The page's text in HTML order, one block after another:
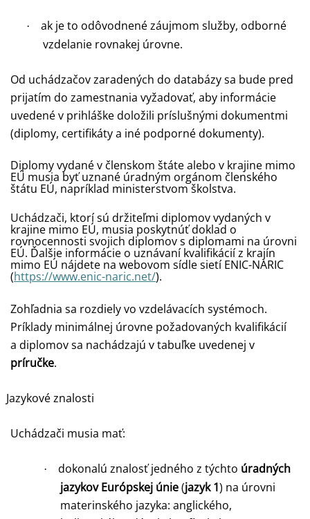
·
ak je to odôvodnené záujmom služby, odborné
vzdelanie rovnakej úrovne.
Od uchádzačov zaradených do databázy sa bude pred
prijatím do zamestnania vyžadovať, aby informácie
uvedené v prihláške doložili príslušnými dokumentmi
(diplomy, certifikáty a iné podporné dokumenty).
Diplomy vydané v členskom štáte alebo v krajine mimo
EÚ musia byť uznané úradným orgánom členského
štátu EÚ, napríklad ministerstvom školstva.
Uchádzači, ktorí sú držiteľmi diplomov vydaných v
krajine mimo EÚ, musia poskytnúť doklad o
rovnocennosti svojich diplomov s diplomami na úrovni
EÚ. Ďalšie informácie o uznávaní kvalifikácií z krajín
mimo EÚ nájdete na webovom sídle sietí ENIC-NARIC
(https://www.enic-naric.net/).
Zohľadnia sa rozdiely vo vzdelávacích systémoch.
Príklady minimálnej úrovne požadovaných kvalifikácií
a diplomov sa nachádzajú v tabuľke uvedenej v
príručke.
Jazykové znalosti
Uchádzači musia mať:
· dokonalú znalosť jedného z týchto úradných
jazykov Európskej únie(jazyk 1) na úrovni
materinského jazyka: anglického,